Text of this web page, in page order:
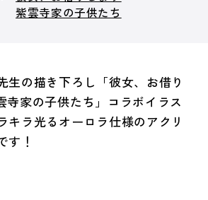
紫雲寺家の子供たち
生の描き下ろし「彼女、お借り
寺家の子供たち」コラボイラス
キラ光るオーロラ仕様のアクリ
す！